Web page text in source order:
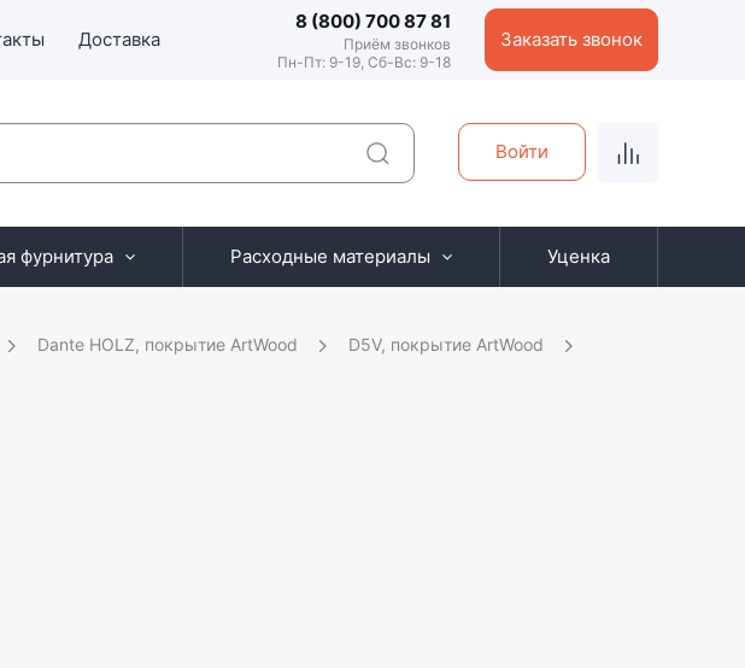
Доставка
8 (800) 700 87 81
Приём звонков
Пн-Пт: 9-19, Сб-Вс: 9-18
Заказать звонок
Войти
фурнитура Расходные материалы Уценка
Dante HOLZ, покрытие ArtWood D5V, покрытие ArtWood